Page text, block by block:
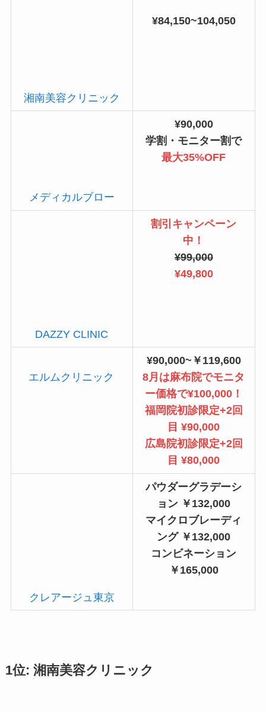
湘南美容クリニック
¥84,150~104,050
メディカルブロー
¥90,000
学割・モニター割で
最大35%OFF
DAZZY CLINIC
割引キャンペーン
中！
¥99,000
¥49,800
エルムクリニック
¥90,000~￥119,600
8月は麻布院でモニタ
ー価格で¥100,000！
福岡院初診限定+2回
目 ¥90,000
広島院初診限定+2回
目 ¥80,000
クレアージュ東京
パウダーグラデーシ
ョン ￥132,000
マイクロブレーディ
ング ￥132,000
コンビネーション
￥165,000
1位: 湘南美容クリニック